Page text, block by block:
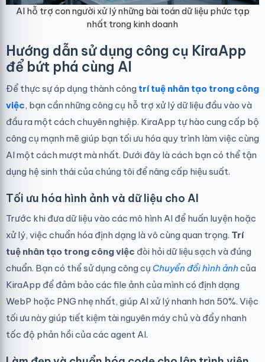
AI hỗ trợ con người xử lý những bài toán dữ liệu phức tạp
nhất trong kinh doanh
Hướng dẫn sử dụng công cụ KiraApp
để bứt phá cùng AI
Để thực sự áp dụng thành công trí tuệ nhân tạo trong công
việc, bạn cần những công cụ hỗ trợ xử lý dữ liệu đầu vào và
đầu ra một cách chuyên nghiệp. KiraApp tự hào cung cấp bộ
công cụ mạnh mẽ giúp bạn tối ưu hóa quy trình làm việc cùng
AI một cách mượt mà nhất. Dưới đây là cách bạn có thể tận
dụng hệ sinh thái của chúng tôi để nâng cấp hiệu suất.
Tối ưu hóa hình ảnh và dữ liệu cho AI
Trước khi đưa dữ liệu vào các mô hình AI để huấn luyện hoặc
xử lý, việc chuẩn hóa định dạng là vô cùng quan trọng. Trí
tuệ nhân tạo trong công việc đòi hỏi dữ liệu sạch và đúng
chuẩn. Bạn có thể sử dụng công cụ Chuyển đổi hình ảnh của
KiraApp để đảm bảo các file ảnh của mình có định dạng
WebP hoặc PNG nhẹ nhất, giúp AI xử lý nhanh hơn 50%. Việc
tối ưu này giúp tiết kiệm tài nguyên máy chủ và đẩy nhanh
tốc độ phản hồi của các agent AI.